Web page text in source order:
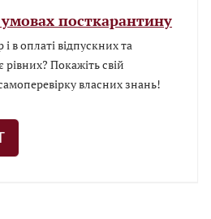
посткарантину
в оплаті відпускних та
Покажіть свій
власних знань!